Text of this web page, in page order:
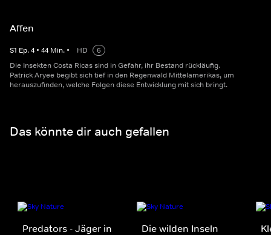
Affen
S1 Ep.4 • 44 Min. • HD
6
Die Insekten Costa Ricas sind in Gefahr, ihr Bestand rückläufig.
Patrick Aryee begibt sich tief in den Regenwald Mittelamerikas, um
herauszufinden, welche Folgen diese Entwicklung mit sich bringt.
Das könnte dir auch gefallen
Predators - Jäger in
Die wilden Inseln